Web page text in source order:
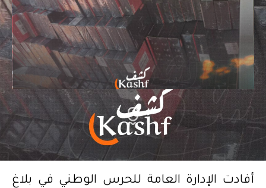
أفادت الإدارة العامة للحرس الوطني في بلاغ